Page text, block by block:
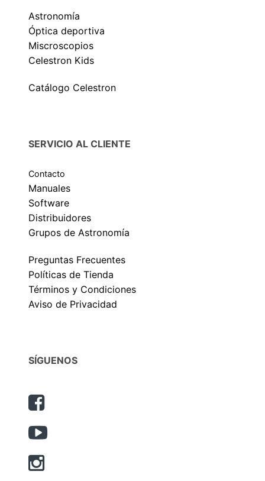
Astronomía
Óptica deportiva
Miscroscopios
Celestron Kids
Catálogo Celestron
SERVICIO AL CLIENTE
Contacto
Manuales
Software
Distribuidores
Grupos de Astronomía
Preguntas Frecuentes
Políticas de Tienda
Términos y Condiciones
Aviso de Privacidad
SÍGUENOS